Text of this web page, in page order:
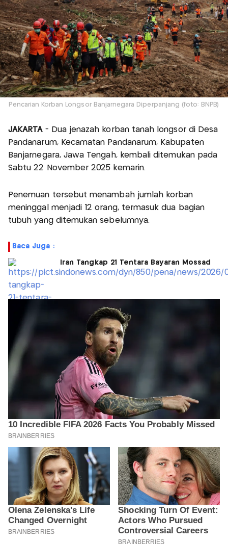
Pencarian Korban Longsor Banjarnegara Diperpanjang (foto: BNPB)
JAKARTA - Dua jenazah korban tanah longsor di Desa
Pandanarum, Kecamatan Pandanarum, Kabupaten
Banjarnegara, Jawa Tengah, kembali ditemukan pada
Sabtu 22 November 2025 kemarin.
Penemuan tersebut menambah jumlah korban
meninggal menjadi 12 orang, termasuk dua bagian
tubuh yang ditemukan sebelumnya.
Baca Juga :
Iran Tangkap 21 Tentara Bayaran Mossad